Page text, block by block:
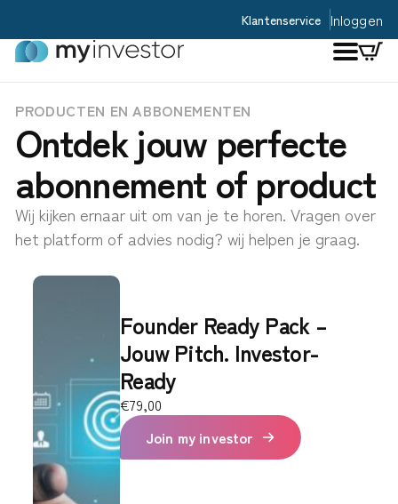
Klantenservice Inloggen
PRODUCTEN EN ABBONEMENTEN
Ontdek jouw perfecte
abonnement of product
Wij kijken ernaar uit om van je te horen. Vragen over
het platform of advies nodig? wij helpen je graag.
Founder Ready Pack –
Jouw Pitch. Investor-
Ready
€79,00
Join my investor